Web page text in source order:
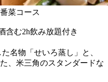
菜コース
含む2h飲み放題付き
名物「せいろ蒸し」と、
、米三角のスタンダードな